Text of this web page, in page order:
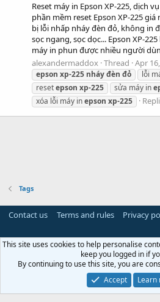
Reset máy in Epson XP-225, dịch
phần mềm reset Epson XP-225 giá
bị lỗi nhấp nháy đèn đỏ, không in
sọc ngang, sọc dọc... Epson XP-
máy in phun được nhiều người
alexandermaddox Thread Apr
epson xp-225 nháyđèn đỏ lỗi
resetepson xp-225 sửa máy in
xóa lỗi máy inepson xp-225
Tags
Contact us Terms and rules Privacy
This site uses cookies to help personalise
keep you logged in if
By continuing to use this site, you are
Accept